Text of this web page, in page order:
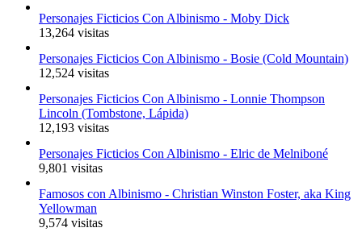
Personajes Ficticios Con Albinismo - Moby Dick
13,264 visitas
Personajes Ficticios Con Albinismo - Bosie (Cold Mountain)
12,524 visitas
Personajes Ficticios Con Albinismo - Lonnie Thompson
Lincoln (Tombstone, Lápida)
12,193 visitas
Personajes Ficticios Con Albinismo - Elric de Melniboné
9,801 visitas
Famosos con Albinismo - Christian Winston Foster, aka King
Yellowman
9,574 visitas